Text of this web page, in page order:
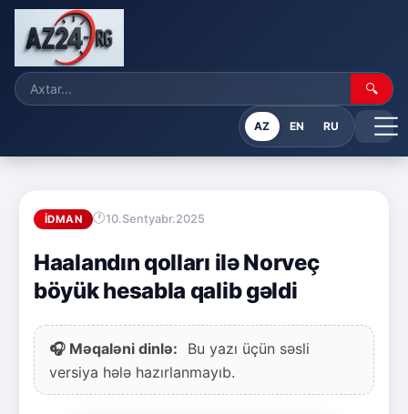
🔍
AZ EN RU
İDMAN 10.Sentyabr.2025
Haalandın qolları ilə Norveç
böyük hesabla qalib gəldi
🎧 Məqaləni dinlə:
Bu yazı üçün səsli
versiya hələ hazırlanmayıb.